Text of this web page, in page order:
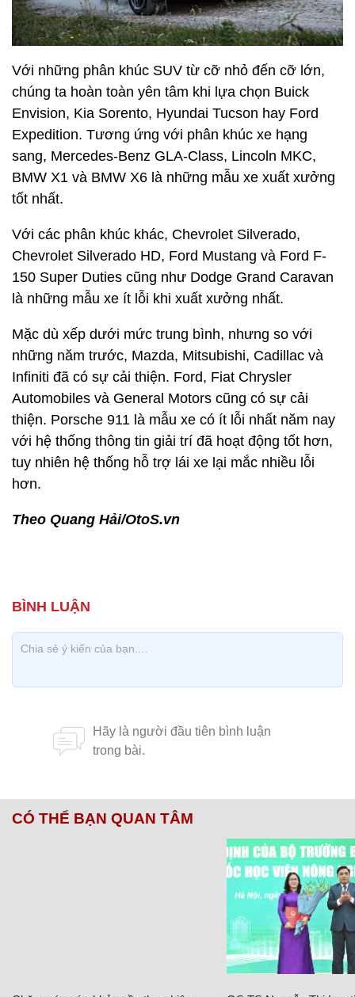
Với những phân khúc SUV từ cỡ nhỏ đến cỡ lớn,
chúng ta hoàn toàn yên tâm khi lựa chọn Buick
Envision, Kia Sorento, Hyundai Tucson hay Ford
Expedition. Tương ứng với phân khúc xe hạng
sang, Mercedes-Benz GLA-Class, Lincoln MKC,
BMW X1 và BMW X6 là những mẫu xe xuất xưởng
tốt nhất.
Với các phân khúc khác, Chevrolet Silverado,
Chevrolet Silverado HD, Ford Mustang và Ford F-
150 Super Duties cũng như Dodge Grand Caravan
là những mẫu xe ít lỗi khi xuất xưởng nhất.
Mặc dù xếp dưới mức trung bình, nhưng so với
những năm trước, Mazda, Mitsubishi, Cadillac và
Infiniti đã có sự cải thiện. Ford, Fiat Chrysler
Automobiles và General Motors cũng có sự cải
thiện. Porsche 911 là mẫu xe có ít lỗi nhất năm nay
với hệ thống thông tin giải trí đã hoạt động tốt hơn,
tuy nhiên hệ thống hỗ trợ lái xe lại mắc nhiều lỗi
hơn.
Theo Quang Hải/OtoS.vn
CÓ THỂ BẠN QUAN TÂM